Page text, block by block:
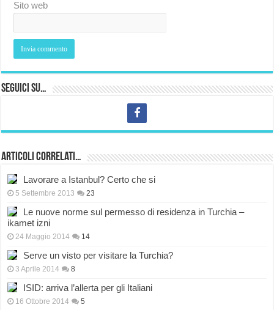
Sito web
Seguici su…
Articoli correlati…
Lavorare a Istanbul? Certo che si
5 Settembre 2013 23
Le nuove norme sul permesso di residenza in Turchia –
ikamet izni
24 Maggio 2014 14
Serve un visto per visitare la Turchia?
3 Aprile 2014 8
ISID: arriva l’allerta per gli Italiani
16 Ottobre 2014 5